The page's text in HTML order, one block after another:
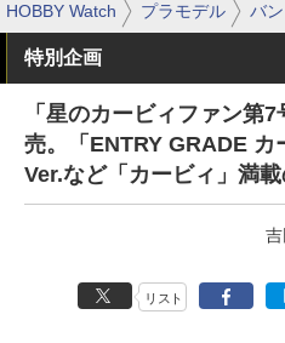
HOBBY Watch プラモデル バ
特別企画
「星のカービィファン第
売。「ENTRY GRADE カ
Ver.など「カービィ」満
リスト